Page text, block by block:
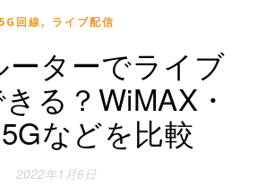
5G回線, ライブ配信
ーターでライブ
る？WiMAX・
などを比較
2022年1月6日